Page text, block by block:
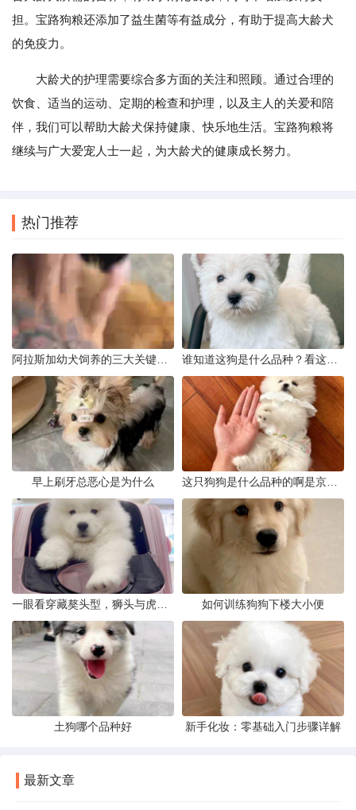
担。宝路狗粮还添加了益生菌等有益成分，有助于提高大龄犬
的免疫力。
大龄犬的护理需要综合多方面的关注和照顾。通过合理的
饮食、适当的运动、定期的检查和护理，以及主人的关爱和陪
伴，我们可以帮助大龄犬保持健康、快乐地生活。宝路狗粮将
继续与广大爱宠人士一起，为大龄犬的健康成长努力。
热门推荐
早上刷牙总恶心是为什么
如何训练狗狗下楼大小便
土狗哪个品种好 新手化妆：零基础入门步骤详解
最新文章